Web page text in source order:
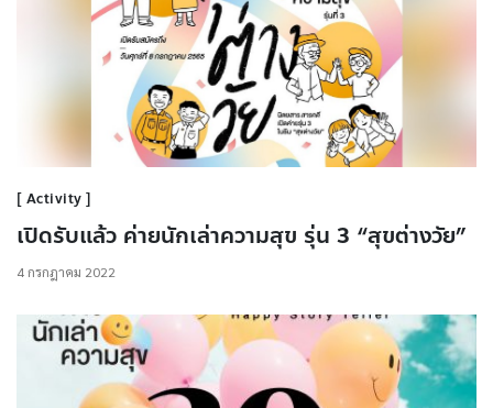
Activity
เปิดรับแล้ว ค่ายนักเล่าความสุข รุ่น 3 “สุขต่างวัย”
4 กรกฎาคม 2022